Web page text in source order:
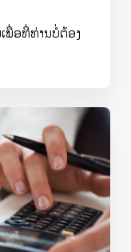
ພື່ອທີ່ທ່ານບໍ່ຕ້ອງ